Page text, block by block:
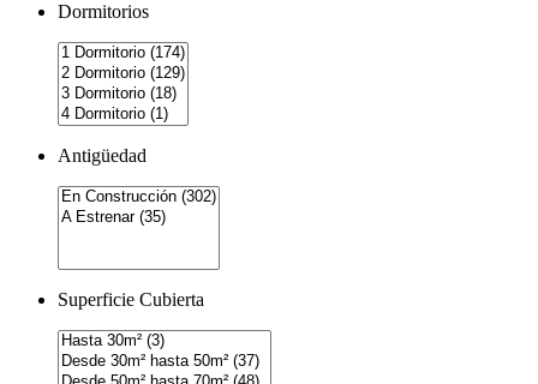
Dormitorios
Antigüedad
Superficie Cubierta